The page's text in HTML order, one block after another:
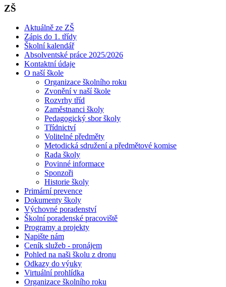
ZŠ
Aktuálně ze ZŠ
Zápis do 1. třídy
Školní kalendář
Absolventské práce 2025/2026
Kontaktní údaje
O naší škole
Organizace školního roku
Zvonění v naší škole
Rozvrhy tříd
Zaměstnanci školy
Pedagogický sbor školy
Třídnictví
Volitelné předměty
Metodická sdružení a předmětové komise
Rada školy
Povinné informace
Sponzoři
Historie školy
Primární prevence
Dokumenty školy
Výchovné poradenství
Školní poradenské pracoviště
Programy a projekty
Napište nám
Ceník služeb - pronájem
Pohled na naši školu z dronu
Odkazy do výuky
Virtuální prohlídka
Organizace školního roku